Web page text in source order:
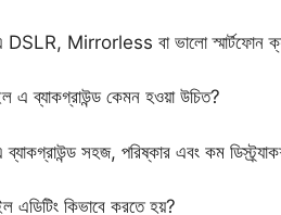
Mirrorless বা ভালো স্মার্টফোন
এ ব্যাকগ্রাউন্ড কেমন হওয়া উচিত?
সহজ, পরিষ্কার এবং কম
এডিটিং কিভাবে করতে হয়?